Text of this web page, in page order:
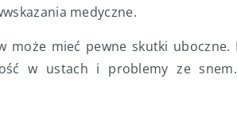
medyczne.
może mieć pewne skutki uboczne.
w ustach i problemy ze